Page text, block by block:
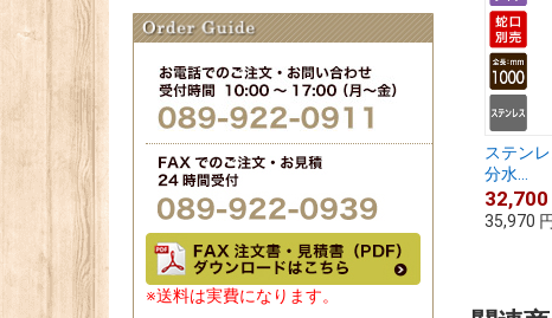
※送料は実費になります。
ステン
分水...
32,700
35,970 円